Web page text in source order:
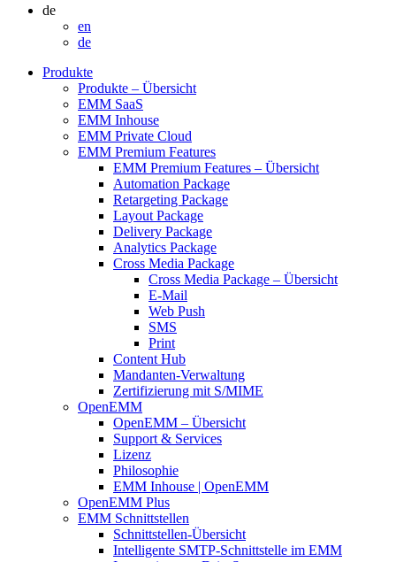
de
en
de
Produkte
Produkte – Übersicht
EMM SaaS
EMM Inhouse
EMM Private Cloud
EMM Premium Features
EMM Premium Features – Übersicht
Automation Package
Retargeting Package
Layout Package
Delivery Package
Analytics Package
Cross Media Package
Cross Media Package – Übersicht
E-Mail
Web Push
SMS
Print
Content Hub
Mandanten-Verwaltung
Zertifizierung mit S/MIME
OpenEMM
OpenEMM – Übersicht
Support & Services
Lizenz
Philosophie
EMM Inhouse | OpenEMM
OpenEMM Plus
EMM Schnittstellen
Schnittstellen-Übersicht
Intelligente SMTP-Schnittstelle im EMM